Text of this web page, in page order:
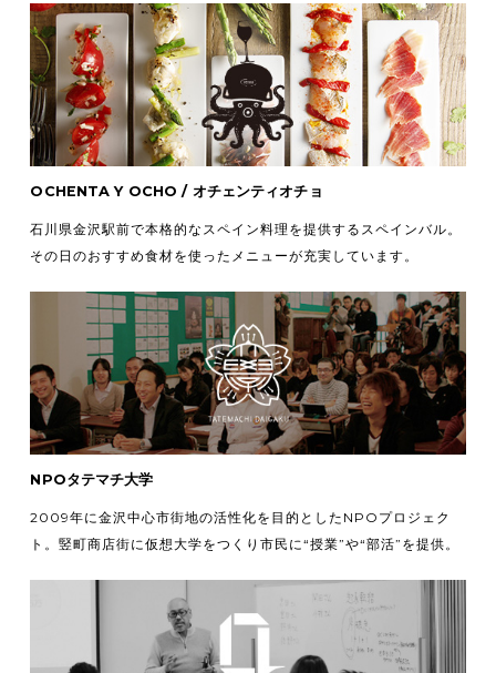
OCHENTA Y OCHO / オチェンティオチョ
石川県金沢駅前で本格的なスペイン料理を提供するスペインバル。
その日のおすすめ食材を使ったメニューが充実しています。
NPOタテマチ大学
2009年に金沢中心市街地の活性化を目的としたNPOプロジェク
ト。竪町商店街に仮想大学をつくり市民に“授業”や“部活”を提供。